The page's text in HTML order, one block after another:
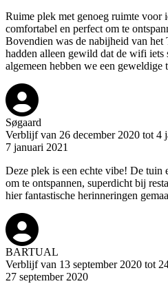
Ruime plek met genoeg ruimte voor
comfortabel en perfect om te
Bovendien was de nabijheid van het
hadden alleen gewild dat de wifi iets
algemeen hebben we een geweldige
Søgaard
Verblijf van 26 december 2020 tot 4
7 januari 2021
Deze plek is een echte vibe! De tuin
om te ontspannen, superdicht bij
hier fantastische herinneringen
BARTUAL
Verblijf van 13 september 2020 tot
27 september 2020